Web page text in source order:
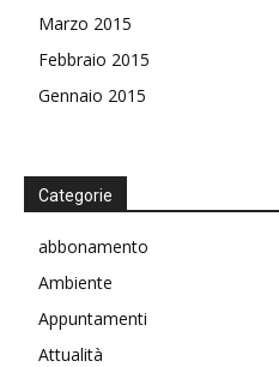
Marzo 2015
Febbraio 2015
Gennaio 2015
Categorie
abbonamento
Ambiente
Appuntamenti
Attualità